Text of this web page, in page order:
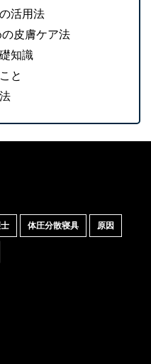
活用法
皮膚ケア法
知識
と
体圧分散寝具 原因